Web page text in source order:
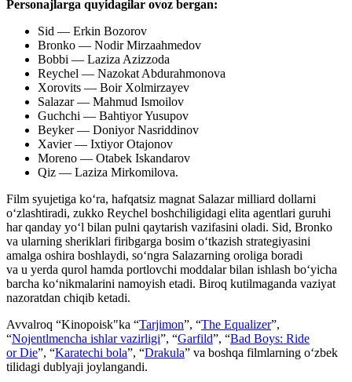
Personajlarga quyidagilar ovoz bergan:
Sid — Erkin Bozorov
Bronko — Nodir Mirzaahmedov
Bobbi — Laziza Azizzoda
Reychel — Nazokat Abdurahmonova
Xorovits — Boir Xolmirzayev
Salazar — Mahmud Ismoilov
Guchchi — Bahtiyor Yusupov
Beyker — Doniyor Nasriddinov
Xavier — Ixtiyor Otajonov
Moreno — Otabek Iskandarov
Qiz — Laziza Mirkomilova.
Film syujetiga koʻra, hafqatsiz magnat Salazar milliard dollarni
oʻzlashtiradi, zukko Reychel boshchiligidagi elita agentlari guruhi
har qanday yo‘l bilan pulni qaytarish vazifasini oladi. Sid, Bronko
va ularning sheriklari firibgarga bosim o‘tkazish strategiyasini
amalga oshira boshlaydi, so‘ngra Salazarning oroliga boradi
va u yerda qurol hamda portlovchi moddalar bilan ishlash bo‘yicha
barcha ko‘nikmalarini namoyish etadi. Biroq kutilmaganda vaziyat
nazoratdan chiqib ketadi.
Avvalroq “Kinopoisk"ka “Tarjimon”, “The Equalizer”,
“Nojentlmencha ishlar vazirligi”, “Garfild”, “Bad Boys: Ride
or Die”, “Karatechi bola”, “Drakula” va boshqa filmlarning oʻzbek
tilidagi dublyaji joylangandi.